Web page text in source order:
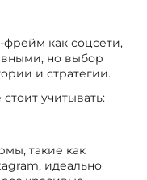
как соцсети,
но выбор
и стратегии.
учитывать:
такие как
идеально